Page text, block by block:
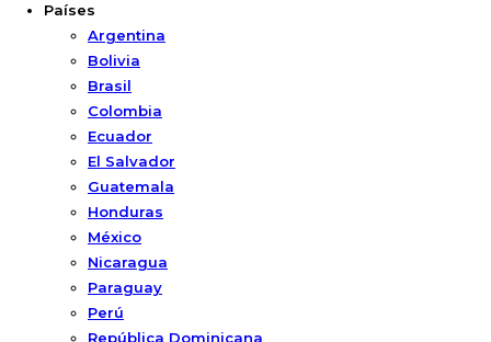
Países
Argentina
Bolivia
Brasil
Colombia
Ecuador
El Salvador
Guatemala
Honduras
México
Nicaragua
Paraguay
Perú
República Dominicana